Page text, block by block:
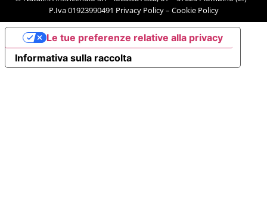
P.Iva 01923990491 Privacy Policy– Cookie Policy
Informativa sulla raccolta
Le tue preferenze relative alla privacy